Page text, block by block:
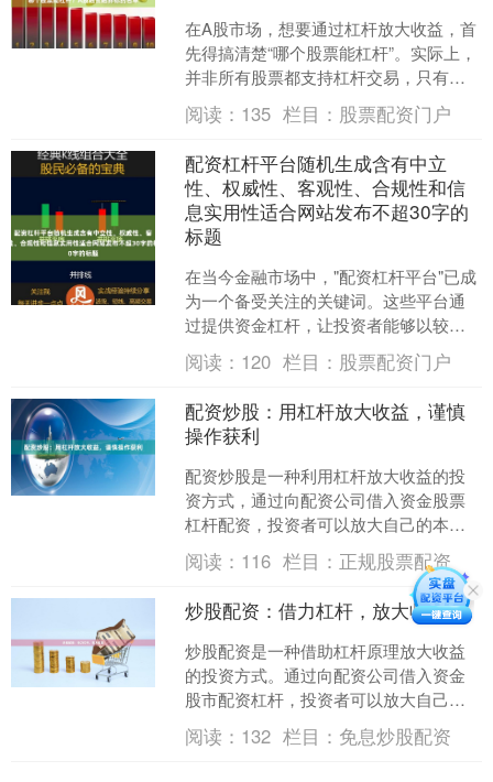
在A股市场，想要通过杠杆放大收益，首
先得搞清楚“哪个股票能杠杆”。实际上，
并非所有股票都支持杠杆交易，只有被
纳入**融资融券标的**范围的股票，才允
许投资者向券....
阅读： 135 栏目： 股票配资门户
配资杠杆平台随机生成含有中立
性、权威性、客观性、合规性和信
息实用性适合网站发布不超30字的
标题
在当今金融市场中，"配资杠杆平台"已成
为一个备受关注的关键词。这些平台通
过提供资金杠杆，让投资者能够以较小
的自有资金撬动更大的投资规模，从而
在行情向好时实现收益....
阅读： 120 栏目： 股票配资门户
配资炒股：用杠杆放大收益，谨慎
操作获利
配资炒股是一种利用杠杆放大收益的投
资方式，通过向配资公司借入资金股票
杠杆配资，投资者可以放大自己的本
金，从而获得更高的收益。 **配资炒股
的优势：** * 放大....
阅读： 116 栏目： 正规股票配资
炒股配资：借力杠杆，放大收益
炒股配资是一种借助杠杆原理放大收益
的投资方式。通过向配资公司借入资金
股市配资杠杆，投资者可以放大自己的
资金规模，从而提高收益率。 配资的杠
杆倍数通常为1:2或1....
阅读： 132 栏目： 免息炒股配资